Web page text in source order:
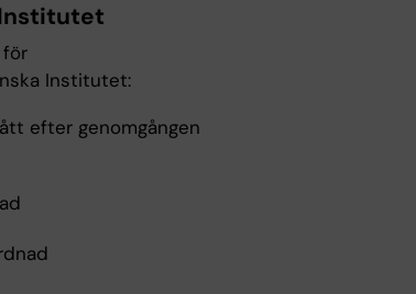
för
Institutet:
efter genomgången